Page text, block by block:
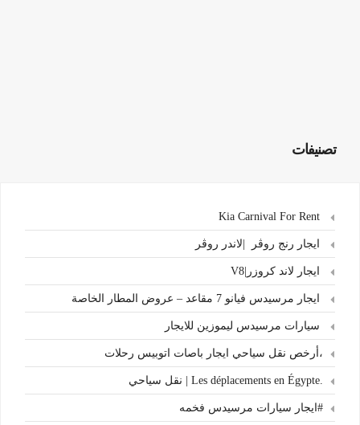
تصنيفات
ايجار رنج روڤر |لاندر روڤر
ايجار لاند كروزر|V8
ايجار مرسيدس فيانو 7 مقاعد – عروض المطار الخاصة
سيارات مرسيدس ليموزين للايجار
،أرخص نقل سياحي ايجار باصات اتوبيس رحلات
.Les déplacements en Égypte | نقل سياحي
#ايجار سيارات مرسيدس فخمه